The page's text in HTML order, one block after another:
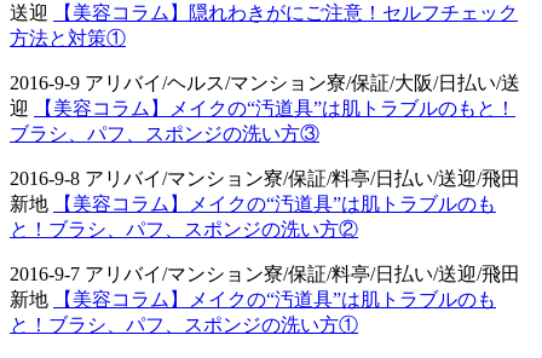
送迎
【美容コラム】隠れわきがにご注意！セルフチェック
方法と対策①
2016-9-9 アリバイ/ヘルス/マンション寮/保証/大阪/日払い/送
迎
【美容コラム】メイクの“汚道具”は肌トラブルのもと！
ブラシ、パフ、スポンジの洗い方③
2016-9-8 アリバイ/マンション寮/保証/料亭/日払い/送迎/飛田
新地
【美容コラム】メイクの“汚道具”は肌トラブルのも
と！ブラシ、パフ、スポンジの洗い方②
2016-9-7 アリバイ/マンション寮/保証/料亭/日払い/送迎/飛田
新地
【美容コラム】メイクの“汚道具”は肌トラブルのも
と！ブラシ、パフ、スポンジの洗い方①